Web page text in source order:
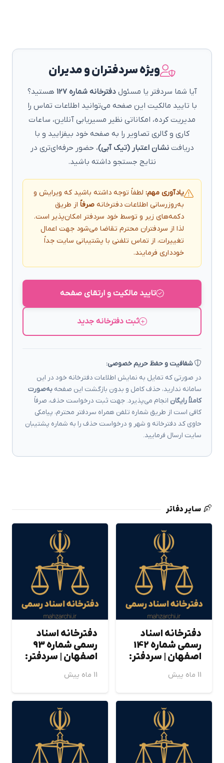
ویژه سردفتران و مدیران
آیا شما سردفتر یا مسئولدفترخانه شماره 127
هستید؟
با تایید مالکیت این صفحه می‌توانید اطلاعات تماس را
مدیریت کرده، امکاناتی نظیر مسیریابی آنلاین، ساعات
کاری و گالری تصاویر را به صفحه خود بیفزایید و با
دریافتنشان اعتبار (تیک آبی)، حضور حرفه‌ای‌تری در
نتایج جستجو داشته باشید.
یادآوری مهم: لطفاً توجه داشته باشید که ویرایش و
به‌روزرسانی اطلاعات دفترخانه صرفاً از طریق
دکمه‌های زیر و توسط خود سردفتر امکان‌پذیر است.
لذا از سردفتران محترم تقاضا می‌شود جهت اعمال
تغییرات، از تماس تلفنی با پشتیبانی سایت جداً
خودداری فرمایند.
تایید مالکیت و ارتقای صفحه
ثبت دفترخانه جدید
شفافیت و حفظ حریم خصوصی:
در صورتی که تمایل به نمایش اطلاعات دفترخانه خود در این
سامانه ندارید، حذف کامل و بدون بازگشت این صفحه به‌صورت
کاملاً رایگان انجام می‌پذیرد. جهت ثبت درخواست حذف، صرفاً
کافی است از طریق شماره تلفن همراه سردفتر محترم، پیامکی
حاوی کد دفترخانه و شهر و درخواست حذف را به شماره پشتیبان
سایت ارسال فرمایید.
سایر دفاتر
دفترخانه اسناد
رسمی شماره 142
اصفهان | سردفتر:
11 ماه پیش
دفترخانه اسناد
رسمی شماره 93
اصفهان | سردفتر:
11 ماه پیش